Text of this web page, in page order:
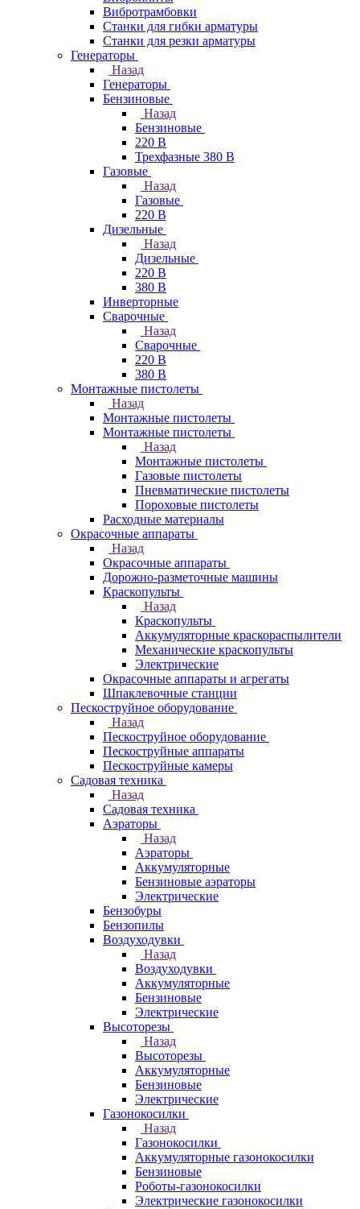
Вибротрамбовки
Станки для гибки арматуры
Станки для резки арматуры
Генераторы
Назад
Генераторы
Бензиновые
Назад
Бензиновые
220 В
Трехфазные 380 В
Газовые
Назад
Газовые
220 В
Дизельные
Назад
Дизельные
220 В
380 В
Инверторные
Сварочные
Назад
Сварочные
220 В
380 В
Монтажные пистолеты
Назад
Монтажные пистолеты
Монтажные пистолеты
Назад
Монтажные пистолеты
Газовые пистолеты
Пневматические пистолеты
Пороховые пистолеты
Расходные материалы
Окрасочные аппараты
Назад
Окрасочные аппараты
Дорожно-разметочные машины
Краскопульты
Назад
Краскопульты
Аккумуляторные краскораспылители
Механические краскопульты
Электрические
Окрасочные аппараты и агрегаты
Шпаклевочные станции
Пескоструйное оборудование
Назад
Пескоструйное оборудование
Пескоструйные аппараты
Пескоструйные камеры
Садовая техника
Назад
Садовая техника
Аэраторы
Назад
Аэраторы
Аккумуляторные
Бензиновые аэраторы
Электрические
Бензобуры
Бензопилы
Воздуходувки
Назад
Воздуходувки
Аккумуляторные
Бензиновые
Электрические
Высоторезы
Назад
Высоторезы
Аккумуляторные
Бензиновые
Электрические
Газонокосилки
Назад
Газонокосилки
Аккумуляторные газонокосилки
Бензиновые
Роботы-газонокосилки
Электрические газонокосилки